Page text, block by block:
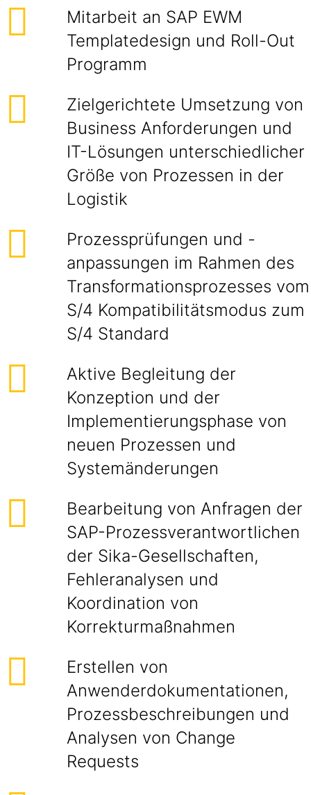
Mitarbeit an SAP EWM
Templatedesign und Roll-Out
Programm
Zielgerichtete Umsetzung von
Business Anforderungen und
IT-Lösungen unterschiedlicher
Größe von Prozessen in der
Logistik
Prozessprüfungen und -
anpassungen im Rahmen des
Transformationsprozesses vom
S/4 Kompatibilitätsmodus zum
S/4 Standard
Aktive Begleitung der
Konzeption und der
Implementierungsphase von
neuen Prozessen und
Systemänderungen
Bearbeitung von Anfragen der
SAP-Prozessverantwortlichen
der Sika-Gesellschaften,
Fehleranalysen und
Koordination von
Korrekturmaßnahmen
Erstellen von
Anwenderdokumentationen,
Prozessbeschreibungen und
Analysen von Change
Requests